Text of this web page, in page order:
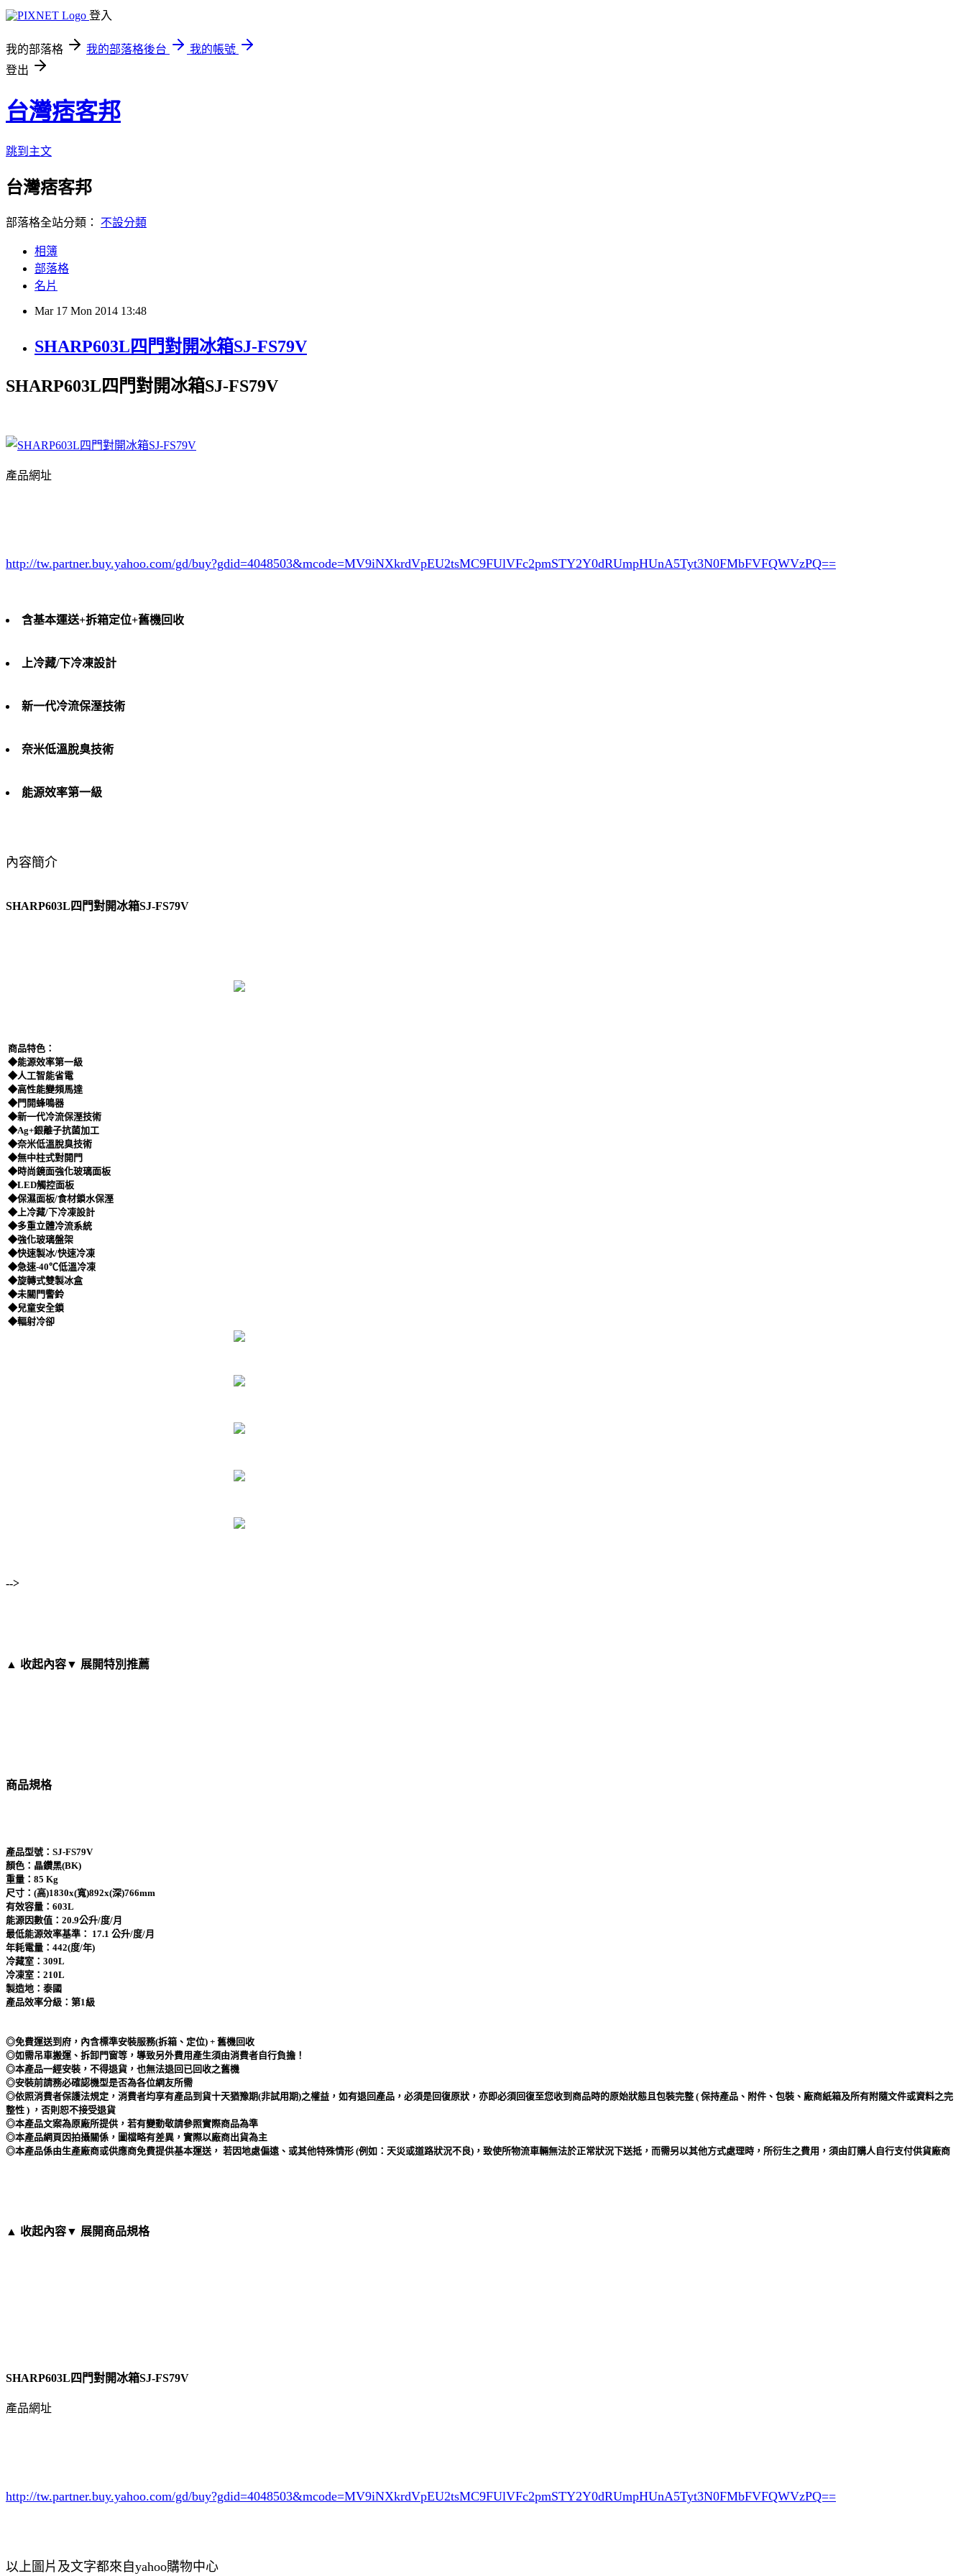
登入
我的部落格 我的部落格後台
我的帳號
登出
台灣痞客邦
跳到主文
台灣痞客邦
部落格全站分類： 不設分類
相簿
部落格
名片
Mar 17 Mon 2014 13:48
SHARP603L四門對開冰箱SJ-FS79V
SHARP603L四門對開冰箱SJ-FS79V
產品網址
http://tw.partner.buy.yahoo.com/gd/buy?gdid=4048503&mcode=MV9iNXkrdVpEU2tsMC9FUlVFc2pmSTY2Y0dRUmpHUnA5Tyt3N0FMbFVFQWVzPQ==
含基本運送+拆箱定位+舊機回收
上冷藏/下冷凍設計
新一代冷流保溼技術
奈米低溫脫臭技術
能源效率第一級
內容簡介
SHARP603L四門對開冰箱SJ-FS79V
商品特色：
◆能源效率第一級
◆人工智能省電
◆高性能變頻馬達
◆門開蜂鳴器
◆新一代冷流保溼技術
◆Ag+銀離子抗菌加工
◆奈米低溫脫臭技術
◆無中柱式對開門
◆時尚鏡面強化玻璃面板
◆LED觸控面板
◆保濕面板/食材鎖水保溼
◆上冷藏/下冷凍設計
◆多重立體冷流系統
◆強化玻璃盤架
◆快速製冰/快速冷凍
◆急速-40℃低溫冷凍
◆旋轉式雙製冰盒
◆未關門警鈴
◆兒童安全鎖
◆輻射冷卻
-->
▲ 收起內容▼ 展開特別推薦
商品規格
產品型號：SJ-FS79V
顏色：晶鑽黑(BK)
重量：85 Kg
尺寸：(高)1830x(寬)892x(深)766mm
有效容量：603L
能源因數值：20.9公升/度/月
最低能源效率基準： 17.1 公升/度/月
年耗電量：442(度/年)
冷藏室：309L
冷凍室：210L
製造地：泰國
產品效率分級：第1級
◎免費運送到府，內含標準安裝服務(拆箱、定位) + 舊機回收
◎如需吊車搬運、拆卸門窗等，導致另外費用產生須由消費者自行負擔！
◎本產品一經安裝，不得退貨，也無法退回已回收之舊機
◎安裝前請務必確認機型是否為各位網友所需
◎依照消費者保護法規定，消費者均享有產品到貨十天猶豫期(非試用期)之權益，如有退回產品，必須是回復原狀，亦即必須回復至您收到商品時的原始狀態且包裝完整 ( 保持產品、附件、包裝、廠商紙箱及所有附隨文件或資料之完
整性 ) ，否則恕不接受退貨
◎本產品文案為原廠所提供，若有變動敬請參照實際商品為準
◎本產品網頁因拍攝關係，圖檔略有差異，實際以廠商出貨為主
◎本產品係由生產廠商或供應商免費提供基本運送， 若因地處偏遠、或其他特殊情形 (例如：天災或道路狀況不良)，致使所物流車輛無法於正常狀況下送抵，而需另以其他方式處理時，所衍生之費用，須由訂購人自行支付供貨廠商
▲ 收起內容▼ 展開商品規格
SHARP603L四門對開冰箱SJ-FS79V
產品網址
http://tw.partner.buy.yahoo.com/gd/buy?gdid=4048503&mcode=MV9iNXkrdVpEU2tsMC9FUlVFc2pmSTY2Y0dRUmpHUnA5Tyt3N0FMbFVFQWVzPQ==
以上圖片及文字都來自yahoo購物中心